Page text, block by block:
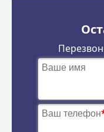
Ваше имя
Ваш телефон